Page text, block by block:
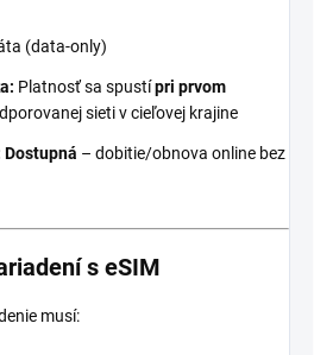
(data-only)
Platnosť sa spustípri prvom
sieti v cieľovej krajine
Dostupná – dobitie/obnova online bez
s eSIM
musí: